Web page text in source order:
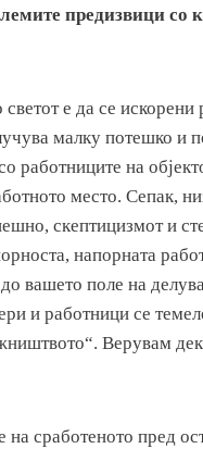
предизвици со
светот е да се
малку потешко и
работниците на
место. Сепак,
скептицизмот и
напорната
вашето поле на
и работници се
Верувам